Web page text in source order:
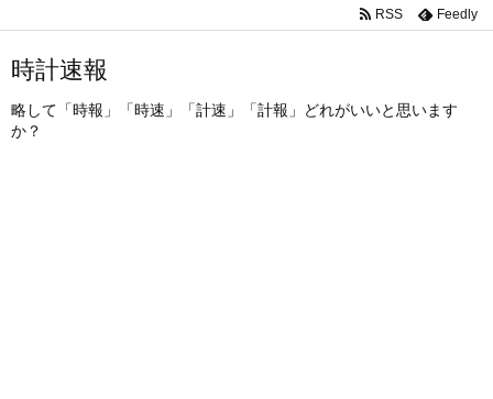
時計速報
略して「時報」「時速」「計速」「計報」どれがいいと思います
か？
RSS Feedly